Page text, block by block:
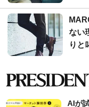
ない
りと
AIが